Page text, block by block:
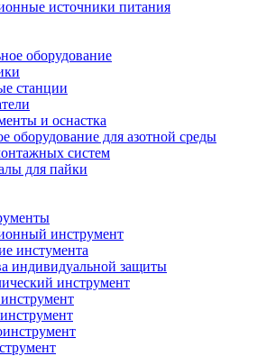
источники питания
оборудование
станции
и оснастка
оборудование для азотной среды
систем
для пайки
инструмент
инстумента
индивидуальной защиты
инструмент